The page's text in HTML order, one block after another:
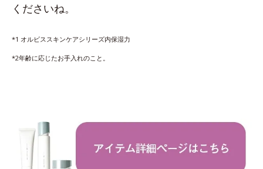
くださいね。
*1 オルビススキンケアシリーズ内保湿力
*2年齢に応じたお手入れのこと。